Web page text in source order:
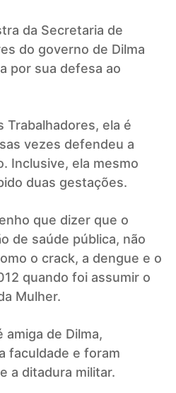
da Secretaria de
do governo de Dilma
por sua defesa ao
Trabalhadores, ela é
vezes defendeu a
Inclusive, ela mesmo
duas gestações.
que dizer que o
de saúde pública, não
o crack, a dengue e o
quando foi assumir o
Mulher.
amiga de Dilma,
faculdade e foram
a ditadura militar.